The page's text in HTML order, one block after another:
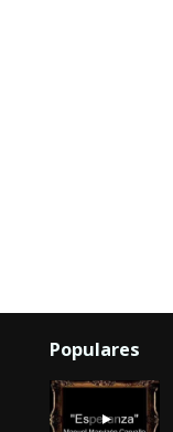
Populares